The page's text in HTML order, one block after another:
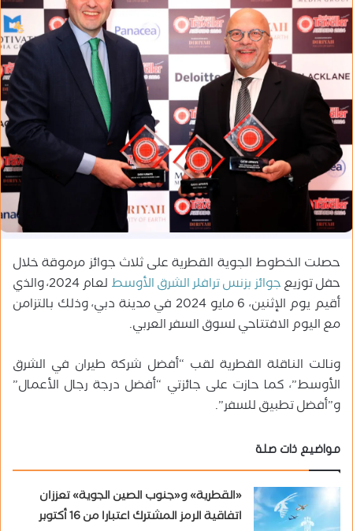
ر
ي
د
ا
إ
ل
ك
ت
ر
ا
حصلت الخطوط الجوية القطرية على ثلاث جوائز مرموقة خلال
حفل توزيعجوائز بزنس ترافلر الشرق الأوسط
لعام 2024، والذي
أقيم يوم الإثنين، 6 مايو 2024 في مدينة دبي، وذلك بالتزامن
مع اليوم الافتتاحي لسوق السفر العربي.
ونالت الناقلة القطرية لقب “أفضل شركة طيران في الشرق
الأوسط”، كما حازت على جائزتي “أفضل درجة رجال الأعمال”
و”أفضل تطبيق للسفر”.
مواضيع ذات صلة
«القطرية» و«جنوب الصين الجوية» تعززان
اتفاقية الرمز المشترك اعتبارا من 16 أكتوبر